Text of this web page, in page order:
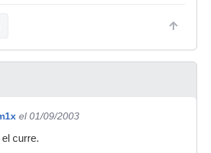
el 01/09/2003
curre.